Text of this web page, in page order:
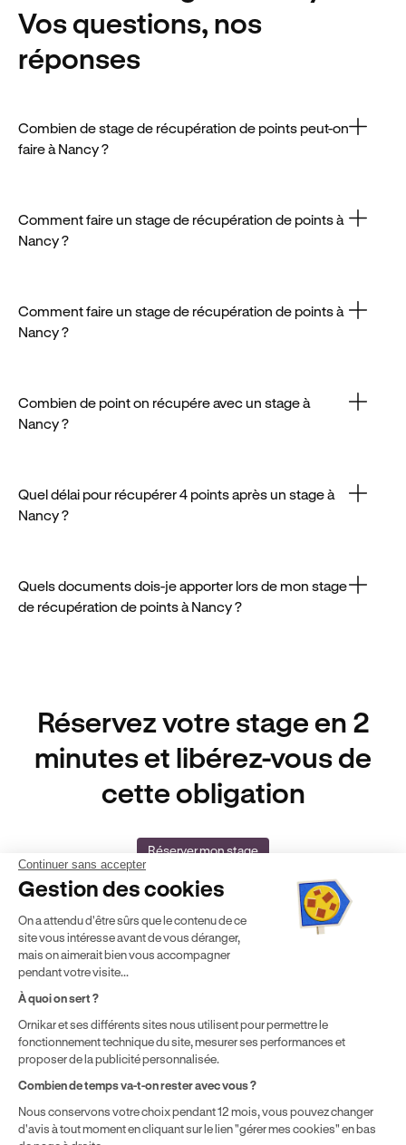
Vos questions, nos
réponses
Combien de stage de récupération de points peut-on
faire à Nancy ?
Comment faire un stage de récupération de points à
Nancy ?
Comment faire un stage de récupération de points à
Nancy ?
prendre à l’avance.
Combien de point on récupére avec un stage à
Nancy ?
positif.
Quel délai pour récupérer 4 points après un stage à
Nancy ?
Quels documents dois-je apporter lors de mon stage
de récupération de points à Nancy ?
Réservez votre stage en 2
minutes et libérez-vous de
cette obligation
Réserver mon stage
Auto-école agréée
Aide & contact
Club
Auto-école & Assurance
Formation entreprise
Continuer sans accepter
Gestion des cookies
On a attendu d'être sûrs que le contenu de ce
site vous intéresse avant de vous déranger,
mais on aimerait bien vous accompagner
pendant votre visite...
À quoi on sert ?
Ornikar et ses différents sites nous utilisent pour permettre le
fonctionnement technique du site, mesurer ses performances et
proposer de la publicité personnalisée.
Combien de temps va-t-on rester avec vous ?
Nous conservons votre choix pendant 12 mois, vous pouvez changer
d'avis à tout moment en cliquant sur le lien "gérer mes cookies" en bas